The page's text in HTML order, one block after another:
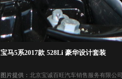
宝马5系2017款 528Li 豪华设计套装
图片提供： 北京宝诚百旺汽车销售服务有限公司